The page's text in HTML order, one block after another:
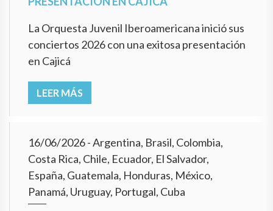
La Orquesta Juvenil Iberoamericana inició sus
conciertos 2026 con una exitosa presentación
en Cajicá
LEER MÁS
16/06/2026- Argentina, Brasil, Colombia,
Costa Rica, Chile, Ecuador, El Salvador,
España, Guatemala, Honduras, México,
Panamá, Uruguay, Portugal, Cuba